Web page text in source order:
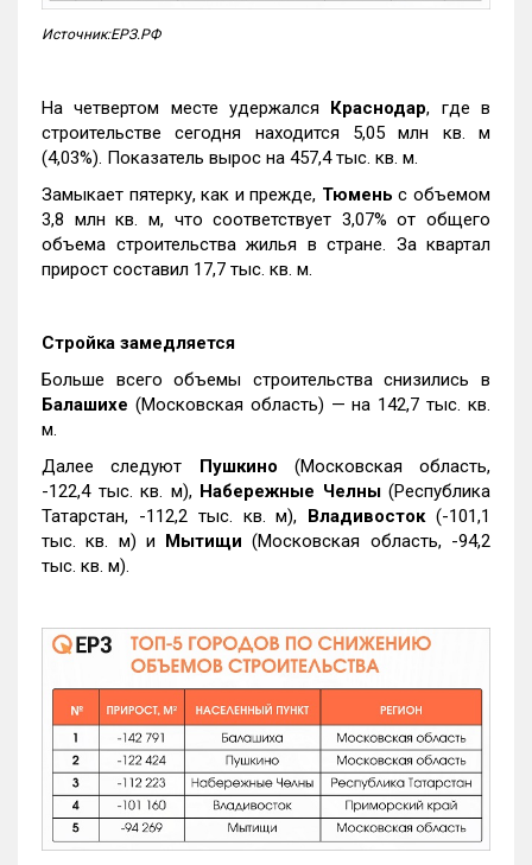
Источник:ЕРЗ.РФ
На четвертом месте удержался Краснодар, где в
строительстве сегодня находится 5,05 млн кв. м
(4,03%). Показатель вырос на 457,4 тыс. кв. м.
Замыкает пятерку, как и прежде, Тюмень с объемом
3,8 млн кв. м, что соответствует 3,07% от общего
объема строительства жилья в стране. За квартал
прирост составил 17,7 тыс. кв. м.
Стройка замедляется
Больше всего объемы строительства снизились в
Балашихе (Московская область) — на 142,7 тыс. кв.
м.
Далее следуют
Пушкино (Московская область,
-122,4 тыс. кв. м), Набережные Челны(Республика
Татарстан, -112,2 тыс. кв. м),
Владивосток(-101,1
тыс. кв. м) и
Мытищи (Московская область, -94,2
тыс. кв. м).